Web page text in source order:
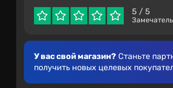
5 / 5
У вас свой магазин? Станьте
получить новых целевых